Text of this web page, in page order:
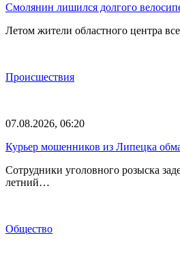
Смолянин лишился долгого
Летом жители областного центра
Происшествия
07.08.2026, 06:20
Курьер мошенников из Липецка
Сотрудники уголовного розыска
летний…
Общество